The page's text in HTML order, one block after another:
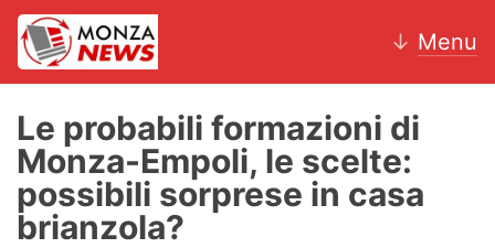
↓ Menu
News
AC Monza
Le probabili formazioni di
Monza-Empoli, le scelte:
possibili sorprese in casa
brianzola?